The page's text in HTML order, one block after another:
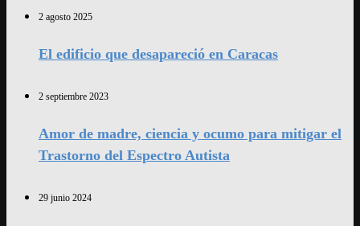
2 agosto 2025
El edificio que desapareció en Caracas
2 septiembre 2023
Amor de madre, ciencia y ocumo para mitigar el
Trastorno del Espectro Autista
29 junio 2024